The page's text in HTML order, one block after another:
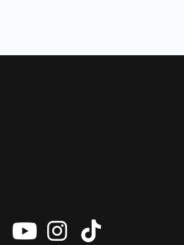
X vanInstagram
Tiktok